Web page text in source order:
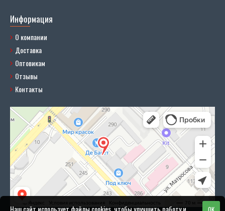
Информация
О компании
Доставка
Оптовикам
Отзывы
Контакты
Наш сайт использует файлы cookies, чтобы улучшить работу и